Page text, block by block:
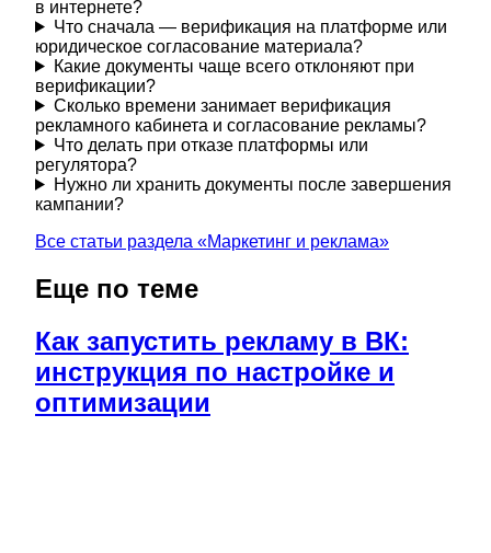
в интернете?
Что сначала — верификация на платформе или
юридическое согласование материала?
Какие документы чаще всего отклоняют при
верификации?
Сколько времени занимает верификация
рекламного кабинета и согласование рекламы?
Что делать при отказе платформы или
регулятора?
Нужно ли хранить документы после завершения
кампании?
Все статьи раздела «Маркетинг и реклама»
Еще по теме
Как запустить рекламу в ВК:
инструкция по настройке и
оптимизации